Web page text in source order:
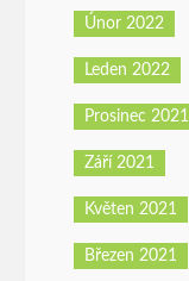
Únor 2022
Leden 2022
Prosinec 2021
Září 2021
Květen 2021
Březen 2021